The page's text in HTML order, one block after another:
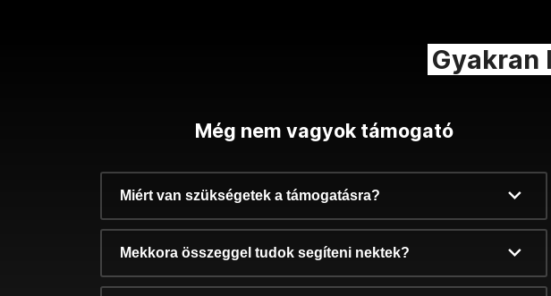
Gyakran
Még nem vagyok támogató
Miért van szükségetek a támogatásra?
Mekkora összeggel tudok segíteni nektek?